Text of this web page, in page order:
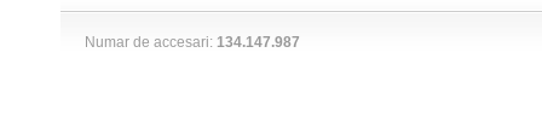
Numar de accesari: 134.147.987